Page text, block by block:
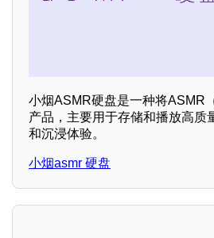
小烟ASMR硬盘是一种将ASMR
产品，主要用于存储和播放高质
和沉浸体验。
小烟asmr 硬盘